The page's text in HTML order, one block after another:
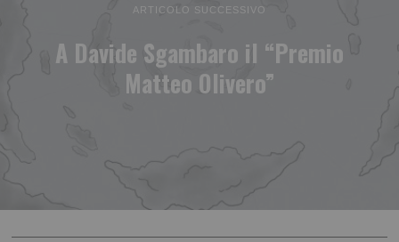
ARTICOLO SUCCESSIVO
A Davide Sgambaro il “Premio
Matteo Olivero”